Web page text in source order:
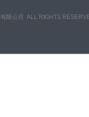
限公司 ALL RIGHTS